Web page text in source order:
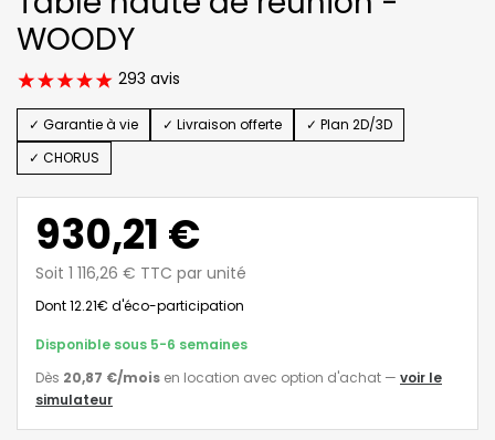
WOODY
293 avis
✓ Garantie à vie ✓ Livraison offerte
✓ Plan 2D/3D
✓ CHORUS
930,21 €
Soit 1 116,26 € TTC par unité
Dont 12.21€ d'éco-participation
Disponible sous 5-6 semaines
Dès 20,87 €/mois en location avec option d'achat — voir le
simulateur